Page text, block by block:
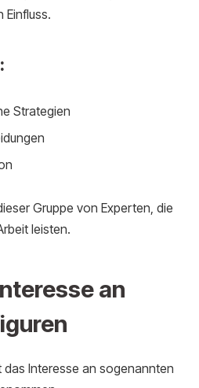
Einfluss.
Strategien
Gruppe von Experten, die
leisten.
an
Interesse an sogenannten